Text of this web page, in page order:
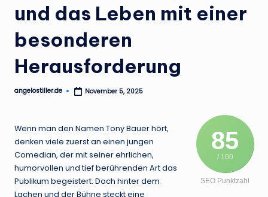
und das Leben mit einer
besonderen
Herausforderung
Posted
angelostiller.de November 5, 2025
85
/ 100
SEO Punktzahl
Wenn man den Namen Tony Bauer hört,
denken viele zuerst an einen jungen
Comedian, der mit seiner ehrlichen,
humorvollen und tief berührenden Art das
Publikum begeistert. Doch hinter dem
Lachen und der Bühne steckt eine